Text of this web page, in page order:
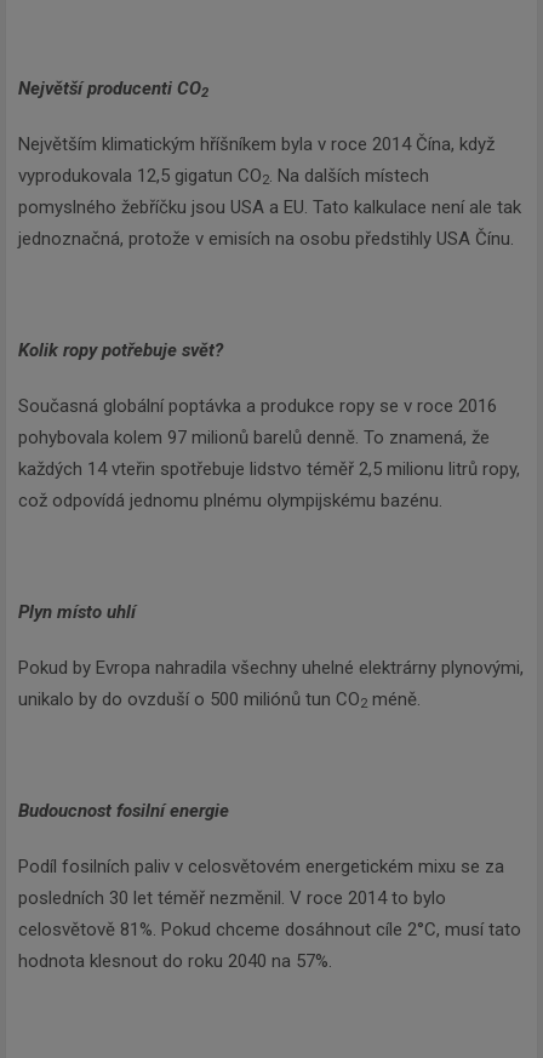
Největší producenti CO2
Největším klimatickým hříšníkem byla v roce 2014 Čína, když
vyprodukovala 12,5 gigatun CO2. Na dalších místech
pomyslného žebříčku jsou USA a EU. Tato kalkulace není ale tak
jednoznačná, protože v emisích na osobu předstihly USA Čínu.
Kolik ropy potřebuje svět?
Současná globální poptávka a produkce ropy se v roce 2016
pohybovala kolem 97 milionů barelů denně. To znamená, že
každých 14 vteřin spotřebuje lidstvo téměř 2,5 milionu litrů ropy,
což odpovídá jednomu plnému olympijskému bazénu.
Plyn místo uhlí
Pokud by Evropa nahradila všechny uhelné elektrárny plynovými,
unikalo by do ovzduší o 500 miliónů tun CO2 méně.
Budoucnost fosilní energie
Podíl fosilních paliv v celosvětovém energetickém mixu se za
posledních 30 let téměř nezměnil. V roce 2014 to bylo
celosvětově 81%. Pokud chceme dosáhnout cíle 2°C, musí tato
hodnota klesnout do roku 2040 na 57%.